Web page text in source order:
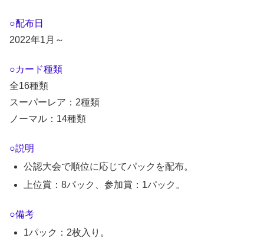
○配布日
2022年1月～
○カード種類
全16種類
スーパーレア：2種類
ノーマル：14種類
○説明
公認大会で順位に応じてパックを配布。
上位賞：8パック、参加賞：1パック。
○備考
1パック：2枚入り。